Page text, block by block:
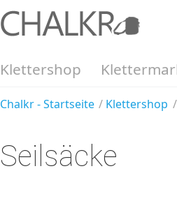
Klettershop
Chalkr - Startseite Klettershop
Seilsäcke